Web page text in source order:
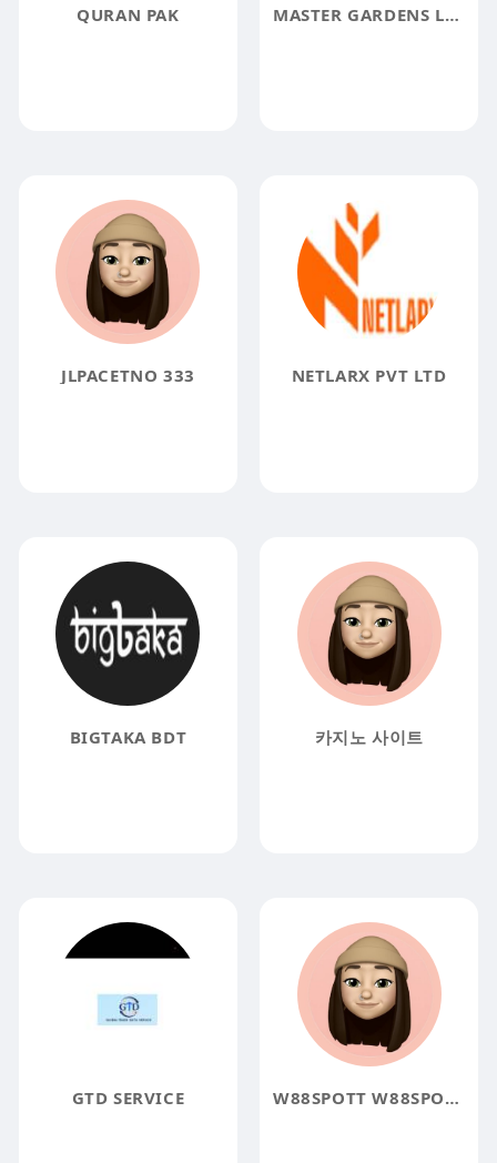
QURAN PAK MASTER GARDENS LTD
JLPACETNO 333 NETLARX PVT LTD
BIGTAKA BDT 카지노 사이트
GTD SERVICE W88SPOTT W88SPOTT